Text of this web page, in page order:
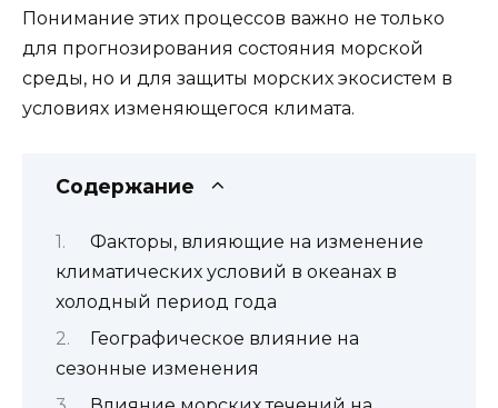
Понимание этих процессов важно не только
для прогнозирования состояния морской
среды, но и для защиты морских экосистем в
условиях изменяющегося климата.
Содержание
Факторы, влияющие на изменение
климатических условий в океанах в
холодный период года
Географическое влияние на
сезонные изменения